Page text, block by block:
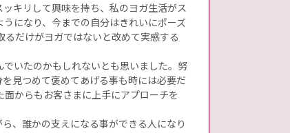
キリして興味を持ち、私のヨガ生活がス
になり、今までの自分はきれいにポーズ
だけがヨガではないと改めて実感する
いたのかもしれないとも思いました。努
見つめて褒めてあげる事も時には必要だ
からもお客さまに上手にアプローチを
、誰かの支えになる事ができる人になり